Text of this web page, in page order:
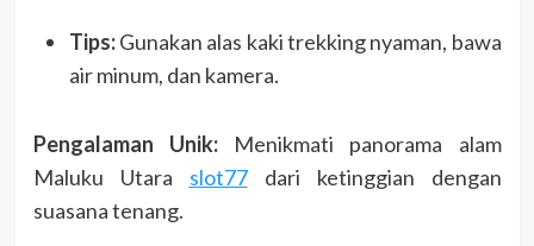
Tips:Gunakan alas kaki trekking nyaman, bawa
air minum, dan kamera.
Pengalaman Unik:Menikmati panorama alam
Maluku Utara slot77dari ketinggian dengan
suasana tenang.